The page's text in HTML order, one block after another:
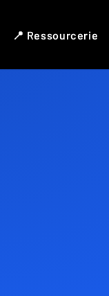
📍 Ressourcerie